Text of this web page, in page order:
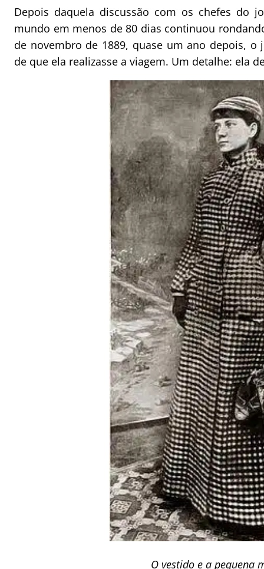
Depois daquela discussão com os chefes do
mundo em menos de 80 dias continuou
de novembro de 1889, quase um ano depois,
de que ela realizasse a viagem. Um detalhe: ela
O vestido e a pequena